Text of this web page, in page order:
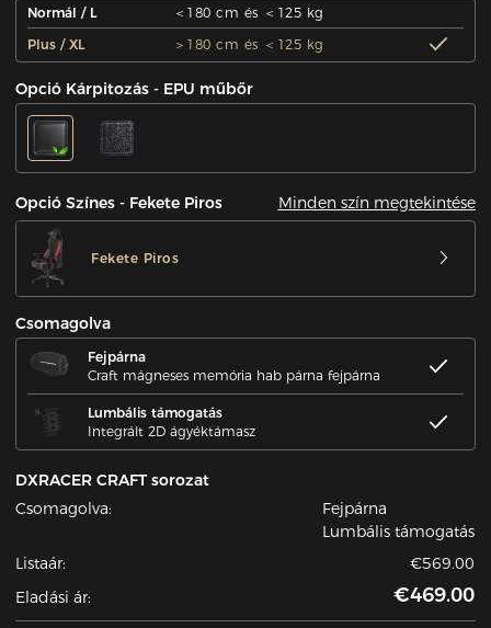
Normál / L
＜180 cm és ＜125 kg
Plus / XL
＞180 cm és ＜125 kg
Opció Kárpitozás - EPU műbőr
Opció Színes - Fekete Piros Minden szín megtekintése
Fekete Piros
Csomagolva
Fejpárna
Craft mágneses memória hab párna fejpárna
Lumbális támogatás
Integrált 2D ágyéktámasz
DXRACER CRAFT sorozat
Csomagolva:
Fejpárna
Lumbális támogatás
Listaár:
€569.00
Eladási ár:
€469.00